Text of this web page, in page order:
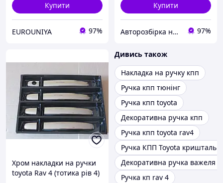
Купити
EUROUNIYA 97%
Купити
Авторозбірка на Богатирській Mitsubishi 97%
Хром накладки на ручки
toyota Rav 4 (тотика рів 4)
Дивись також
Накладка на ручку кпп
Ручка кпп тюнінг
Ручка кпп toyota
Декоративна ручка кпп
Ручка кпп toyota rav4
Ручка КПП Toyota кришталь
Декоративна ручка важеля
Ручка кп rav 4